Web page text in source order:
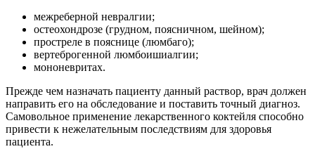
межреберной невралгии;
остеохондрозе (грудном, поясничном, шейном);
простреле в пояснице (люмбаго);
вертеброгенной люмбоишиалгии;
мононевритах.
Прежде чем назначать пациенту данный раствор, врач должен
направить его на обследование и поставить точный диагноз.
Самовольное применение лекарственного коктейля способно
привести к нежелательным последствиям для здоровья
пациента.